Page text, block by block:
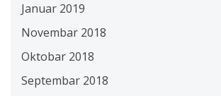
Januar 2019
Novembar 2018
Oktobar 2018
Septembar 2018